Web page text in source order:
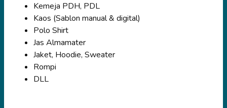
Kemeja PDH, PDL
Kaos (Sablon manual & digital)
Polo Shirt
Jas Almamater
Jaket, Hoodie, Sweater
Rompi
DLL